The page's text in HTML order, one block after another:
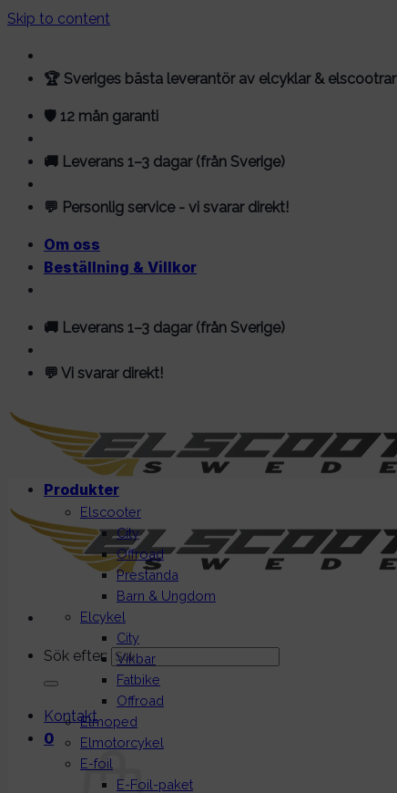
Skip to content
🏆 Sveriges bästa leverantör av elcyklar & elscootrar
🛡️ 12 mån garanti
🚚 Leverans 1–3 dagar (från Sverige)
💬 Personlig service - vi svarar direkt!
Om oss
Beställning & Villkor
🚚 Leverans 1–3 dagar (från Sverige)
💬 Vi svarar direkt!
Sök efter:
Kontakt
0
Produkter
Elscooter
City
Offroad
Prestanda
Barn & Ungdom
Elcykel
City
Vikbar
Fatbike
Offroad
Elmoped
Elmotorcykel
E-foil
E-Foil-paket